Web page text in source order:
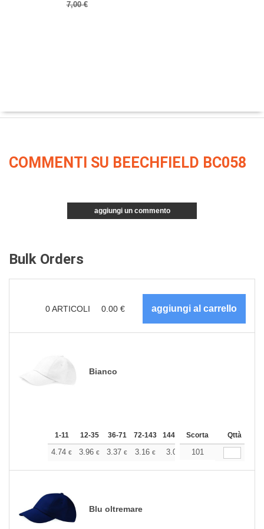
7,00 €
COMMENTI SU BEECHFIELD BC058
aggiungi un commento
Bulk Orders
0ARTICOLI 0.00 €
Bianco
1-11 12-35 36-71 72-143 144-287 288 + Altri
Scorta Qttà
4.74 € 3.96 € 3.37 € 3.16 € 3.01 2.98
101
Blu oltremare